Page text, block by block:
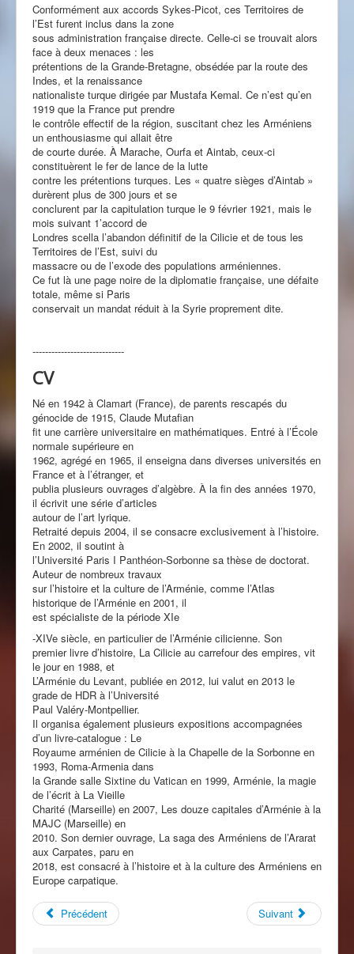
Conformément aux accords Sykes-Picot, ces Territoires de
l’Est furent inclus dans la zone
sous administration française directe. Celle-ci se trouvait alors
face à deux menaces : les
prétentions de la Grande-Bretagne, obsédée par la route des
Indes, et la renaissance
nationaliste turque dirigée par Mustafa Kemal. Ce n’est qu’en
1919 que la France put prendre
le contrôle effectif de la région, suscitant chez les Arméniens
un enthousiasme qui allait être
de courte durée. À Marache, Ourfa et Aintab, ceux-ci
constituèrent le fer de lance de la lutte
contre les prétentions turques. Les « quatre sièges d’Aintab »
durèrent plus de 300 jours et se
conclurent par la capitulation turque le 9 février 1921, mais le
mois suivant 1’accord de
Londres scella l’abandon définitif de la Cilicie et de tous les
Territoires de l’Est, suivi du
massacre ou de l’exode des populations arméniennes.
Ce fut là une page noire de la diplomatie française, une défaite
totale, même si Paris
conservait un mandat réduit à la Syrie proprement dite.
-----------------------------
CV
Né en 1942 à Clamart (France), de parents rescapés du
génocide de 1915, Claude Mutafian
fit une carrière universitaire en mathématiques. Entré à l’École
normale supérieure en
1962, agrégé en 1965, il enseigna dans diverses universités en
France et à l’étranger, et
publia plusieurs ouvrages d’algèbre. À la fin des années 1970,
il écrivit une série d’articles
autour de l’art lyrique.
Retraité depuis 2004, il se consacre exclusivement à l’histoire.
En 2002, il soutint à
l’Université Paris I Panthéon-Sorbonne sa thèse de doctorat.
Auteur de nombreux travaux
sur l’histoire et la culture de l’Arménie, comme l’Atlas
historique de l’Arménie en 2001, il
est spécialiste de la période XIe
-XIVe siècle, en particulier de l’Arménie cilicienne. Son
premier livre d’histoire, La Cilicie au carrefour des empires, vit
le jour en 1988, et
L’Arménie du Levant, publiée en 2012, lui valut en 2013 le
grade de HDR à l’Université
Paul Valéry-Montpellier.
Il organisa également plusieurs expositions accompagnées
d’un livre-catalogue : Le
Royaume arménien de Cilicie à la Chapelle de la Sorbonne en
1993, Roma-Armenia dans
la Grande salle Sixtine du Vatican en 1999, Arménie, la magie
de l’écrit à La Vieille
Charité (Marseille) en 2007, Les douze capitales d’Arménie à la
MAJC (Marseille) en
2010. Son dernier ouvrage, La saga des Arméniens de l’Ararat
aux Carpates, paru en
2018, est consacré à l’histoire et à la culture des Arméniens en
Europe carpatique.
Précédent Suivant